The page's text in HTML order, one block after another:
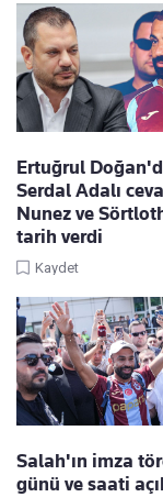
Ertuğrul
Serdal Adalı
Nunez ve
tarih verdi
Kaydet
Salah'ın imza
günü ve saati